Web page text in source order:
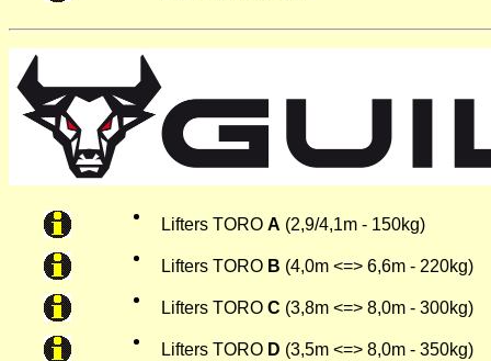
Lifters TORO A (2,9/4,1m - 150kg)
Lifters TORO B (4,0m <=> 6,6m - 220kg)
Lifters TORO C (3,8m <=> 8,0m - 300kg)
Lifters TORO D (3,5m <=> 8,0m - 350kg)